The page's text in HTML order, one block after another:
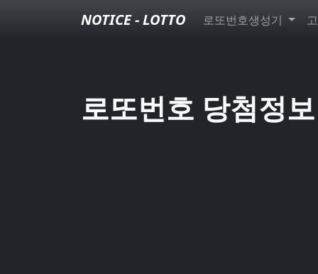
NOTICE - LOTTO 로또번호생성기
로또번호 당첨정보